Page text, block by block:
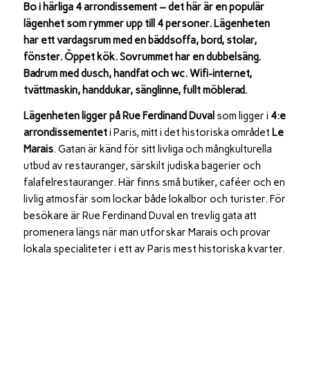
Bo i härliga 4 arrondissement – det här är en populär
lägenhet som rymmer upp till 4 personer. Lägenheten
har ett vardagsrum med en bäddsoffa, bord, stolar,
fönster. Öppet kök. Sovrummet har en dubbelsäng.
Badrum med dusch, handfat och wc. Wifi-internet,
tvättmaskin, handdukar, sänglinne, fullt möblerad.
Lägenheten ligger på Rue Ferdinand Duval som ligger i 4:e
arrondissementeti Paris, mitt i det historiska området Le
Marais. Gatan är känd för sitt livliga och mångkulturella
utbud av restauranger, särskilt judiska bagerier och
falafelrestauranger. Här finns små butiker, caféer och en
livlig atmosfär som lockar både lokalbor och turister. För
besökare är Rue Ferdinand Duval en trevlig gata att
promenera längs när man utforskar Marais och provar
lokala specialiteter i ett av Paris mest historiska kvarter.